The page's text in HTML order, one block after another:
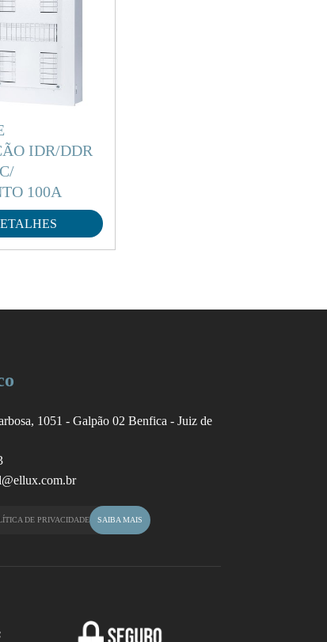
IDR/DDR
100A
1051 - Galpão 02 Benfica - Juiz de
DE PRIVACIDADE SAIBA MAIS